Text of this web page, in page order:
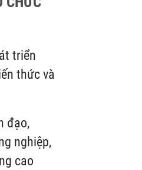
triển
thức và
đạo,
nghiệp,
cao